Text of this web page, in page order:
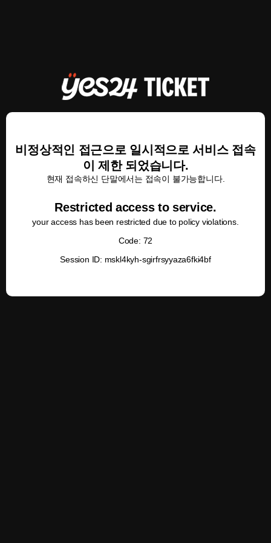
비정상적인 접근으로 일시적으로 서비스 접속
이 제한 되었습니다.
현재 접속하신 단말에서는 접속이 불가능합니다.
Restricted access to service.
your access has been restricted due to policy violations.
Code: 72
Session ID: mskl4kyh-sgirfrsyyaza6fki4bf